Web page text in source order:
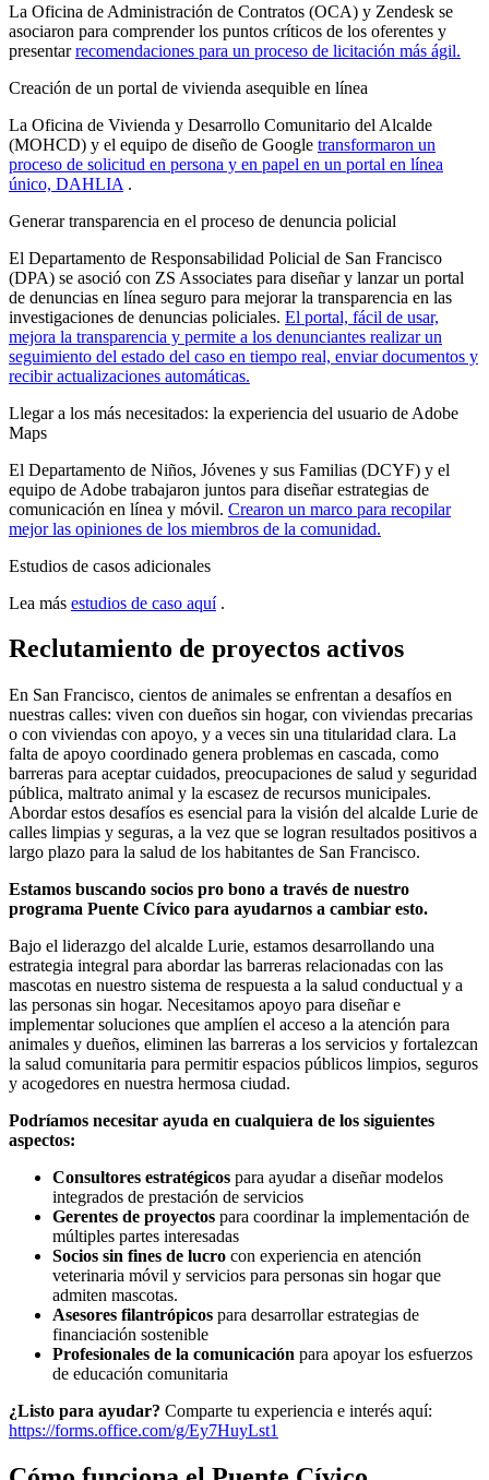
La Oficina de Administración de Contratos (OCA) y Zendesk se
asociaron para comprender los puntos críticos de los oferentes y
presentarrecomendaciones para un proceso de licitación más ágil.
Creación de un portal de vivienda asequible en línea
La Oficina de Vivienda y Desarrollo Comunitario del Alcalde
(MOHCD) y el equipo de diseño de Google transformaron un
proceso de solicitud en persona y en papel en un portal en línea
único, DAHLIA .
Generar transparencia en el proceso de denuncia policial
El Departamento de Responsabilidad Policial de San Francisco
(DPA) se asoció con ZS Associates para diseñar y lanzar un portal
de denuncias en línea seguro para mejorar la transparencia en las
investigaciones de denuncias policiales. El portal, fácil de usar,
mejora la transparencia y permite a los denunciantes realizar un
seguimiento del estado del caso en tiempo real, enviar documentos y
recibir actualizaciones automáticas.
Llegar a los más necesitados: la experiencia del usuario de Adobe
Maps
El Departamento de Niños, Jóvenes y sus Familias (DCYF) y el
equipo de Adobe trabajaron juntos para diseñar estrategias de
comunicación en línea y móvil. Crearon un marco para recopilar
mejor las opiniones de los miembros de la comunidad.
Estudios de casos adicionales
Lea más estudios de caso aquí.
Reclutamiento de proyectos activos
En San Francisco, cientos de animales se enfrentan a desafíos en
nuestras calles: viven con dueños sin hogar, con viviendas precarias
o con viviendas con apoyo, y a veces sin una titularidad clara. La
falta de apoyo coordinado genera problemas en cascada, como
barreras para aceptar cuidados, preocupaciones de salud y seguridad
pública, maltrato animal y la escasez de recursos municipales.
Abordar estos desafíos es esencial para la visión del alcalde Lurie de
calles limpias y seguras, a la vez que se logran resultados positivos a
largo plazo para la salud de los habitantes de San Francisco.
Estamos buscando socios pro bono a través de nuestro
programa Puente Cívico para ayudarnos a cambiar esto.
Bajo el liderazgo del alcalde Lurie, estamos desarrollando una
estrategia integral para abordar las barreras relacionadas con las
mascotas en nuestro sistema de respuesta a la salud conductual y a
las personas sin hogar. Necesitamos apoyo para diseñar e
implementar soluciones que amplíen el acceso a la atención para
animales y dueños, eliminen las barreras a los servicios y fortalezcan
la salud comunitaria para permitir espacios públicos limpios, seguros
y acogedores en nuestra hermosa ciudad.
Podríamos necesitar ayuda en cualquiera de los siguientes
aspectos:
Consultores estratégicos para ayudar a diseñar modelos
integrados de prestación de servicios
Gerentes de proyectos para coordinar la implementación de
múltiples partes interesadas
Socios sin fines de lucro con experiencia en atención
veterinaria móvil y servicios para personas sin hogar que
admiten mascotas.
Asesores filantrópicos para desarrollar estrategias de
financiación sostenible
Profesionales de la comunicación para apoyar los esfuerzos
de educación comunitaria
¿Listo para ayudar? Comparte tu experiencia e interés aquí:
https://forms.office.com/g/Ey7HuyLst1